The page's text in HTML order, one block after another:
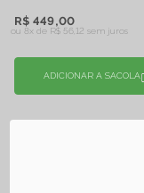
R$ 449,00
ou 8x de R$ 56,12 sem juros
ADICIONAR A SACOLA